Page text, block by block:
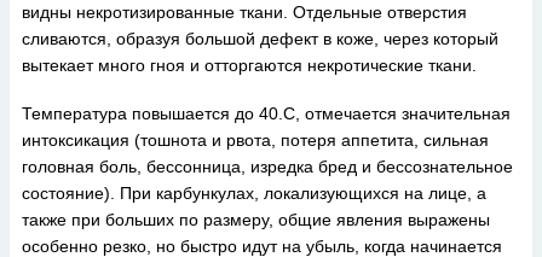
видны некротизированные ткани. Отдельные отверстия
сливаются, образуя большой дефект в коже, через который
вытекает много гноя и отторгаются некротические ткани.
Температура повышается до 40.С, отмечается значительная
интоксикация (тошнота и рвота, потеря аппетита, сильная
головная боль, бессонница, изредка бред и бессознательное
состояние). При карбункулах, локализующихся на лице, а
также при больших по размеру, общие явления выражены
особенно резко, но быстро идут на убыль, когда начинается